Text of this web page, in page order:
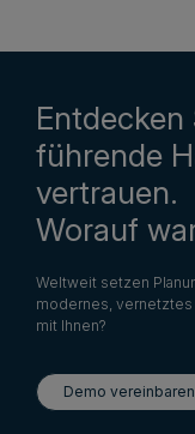
Entdecken
führende
vertrauen.
Worauf
Weltweit setzen
modernes,
mit Ihnen?
Demo vereinbaren